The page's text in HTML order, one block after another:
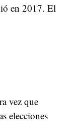
en 2017. El
vez que
elecciones